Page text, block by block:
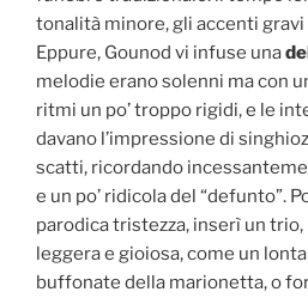
tonalità minore, gli accenti
Eppure, Gounod vi infuse una
melodie erano solenni ma con
ritmi un po’ troppo rigidi, e le
davano l’impressione di
scatti, ricordando
e un po’ ridicola del “defunto”.
parodica tristezza, inserì un trio,
leggera e gioiosa, come un
buffonate della marionetta, o